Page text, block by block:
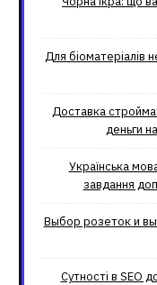
Для біоматеріалів
Доставка
деньги
Українська
завдання
Выбор розеток и
Сутності в SEO